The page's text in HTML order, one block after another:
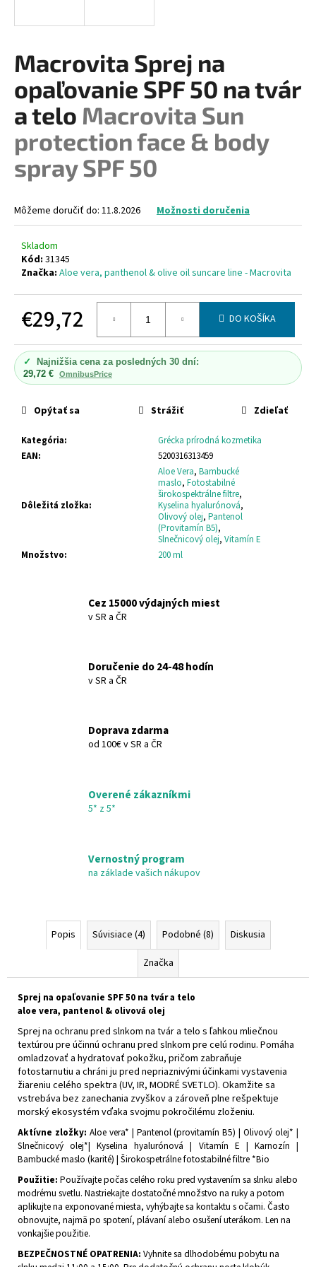
Macrovita Sprej na
opaľovanie SPF 50 na tvár
a telo Macrovita Sun
protection face & body
spray SPF 50
Môžeme doručiť do: 11.8.2026 Možnosti doručenia
Skladom
Kód: 31345
Značka: Aloe vera, panthenol & olive oil suncare line - Macrovita
€29,72
cena:
DO KOŠÍKA
✓
Najnižšia cena za posledných 30 dní:
29,72 €
OmnibusPrice
Kategória:
Grécka prírodná kozmetika
EAN: 5200316313459
Dôležitá zložka:
Aloe Vera, Bambucké
maslo, Fotostabilné
širokospektrálne filtre,
Kyselina hyalurónová,
Olivový olej, Pantenol
(Provitamín B5),
Slnečnicový olej, Vitamín E
Množstvo: 200 ml
Opýtať sa Strážiť Zdieľať
Cez 15000 výdajných miest
v SR a ČR
Doručenie do 24-48 hodín
v SR a ČR
Doprava zdarma
od 100€ v SR a ČR
Overené zákazníkmi
5* z 5*
Vernostný program
na základe vašich nákupov
Popis Súvisiace (4) Podobné (8)
Diskusia
Značka
Sprej na opaľovanie SPF 50 na tvár a telo
aloe vera, pantenol & olivová olej
Sprej na ochranu pred slnkom na tvár a telo s ľahkou mliečnou
textúrou pre účinnú ochranu pred slnkom pre celú rodinu. Pomáha
omladzovať a hydratovať pokožku, pričom zabraňuje
fotostarnutiu a chráni ju pred nepriaznivými účinkami vystavenia
žiareniu celého spektra (UV, IR, MODRÉ SVETLO). Okamžite sa
vstrebáva bez zanechania zvyškov a zároveň plne rešpektuje
morský ekosystém vďaka svojmu pokročilému zloženiu.
Aktívne zložky: Aloe vera* | Pantenol (provitamín B5) | Olivový olej* |
Slnečnicový olej*| Kyselina hyalurónová | Vitamín Ε | Karnozín |
Bambucké maslo (karité) | Širokospetrálne fotostabilné filtre *Bio
Použitie: Používajte počas celého roku pred vystavením sa slnku alebo
modrému svetlu. Nastriekajte dostatočné množstvo na ruky a potom
aplikujte na exponované miesta, vyhýbajte sa kontaktu s očami. Často
obnovujte, najmä po spotení, plávaní alebo osušení uterákom. Len na
vonkajšie použitie.
BEZPEČNOSTNÉ OPATRENIA: Vyhnite sa dlhodobému pobytu na
s
ť
?
HĽADAŤ
O
d
p
o
m
e
HERBOLIVE
ŠAMPÓN
ALOE
VERA
POŠKODENÉ
FOR
DRY